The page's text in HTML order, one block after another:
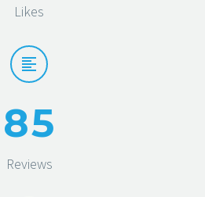
Likes
85
Reviews